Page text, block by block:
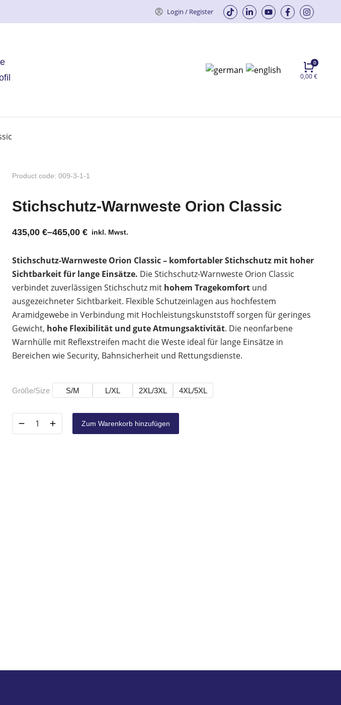
Login / Register
0,00€
Product code: 009-3-1-1
Stichschutz-Warnweste Orion Classic
435,00 €–465,00 € inkl. Mwst.
Stichschutz-Warnweste Orion Classic – komfortabler Stichschutz mit hoher
Sichtbarkeit für lange Einsätze. Die Stichschutz-Warnweste Orion Classic
verbindet zuverlässigen Stichschutz mit hohem Tragekomfort und
ausgezeichneter Sichtbarkeit. Flexible Schutzeinlagen aus hochfestem
Aramidgewebe in Verbindung mit Hochleistungskunststoff sorgen für geringes
Gewicht, hohe Flexibilität und gute Atmungsaktivität. Die neonfarbene
Warnhülle mit Reflexstreifen macht die Weste ideal für lange Einsätze in
Bereichen wie Security, Bahnsicherheit und Rettungsdienste.
Größe/Size S/M L/XL 2XL/3XL 4XL/5XL
Zum Warenkorb hinzufügen